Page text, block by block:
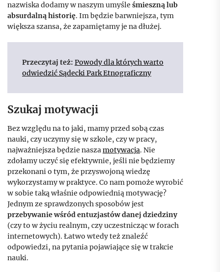
nazwiska dodamy w naszym umyśle śmieszną lub
absurdalną historię. Im będzie barwniejsza, tym
większa szansa, że zapamiętamy je na dłużej.
Przeczytaj też: Powody dla których warto
odwiedzić Sądecki Park Etnograficzny
Szukaj motywacji
Bez względu na to jaki, mamy przed sobą czas
nauki, czy uczymy się w szkole, czy w pracy,
najważniejsza będzie naszamotywacja. Nie
zdołamy uczyć się efektywnie, jeśli nie będziemy
przekonani o tym, że przyswojoną wiedzę
wykorzystamy w praktyce. Co nam pomoże wyrobić
w sobie taką właśnie odpowiednią motywację?
Jednym ze sprawdzonych sposobów jest
przebywanie wśród entuzjastów danej dziedziny
(czy to w życiu realnym, czy uczestnicząc w forach
internetowych). Łatwo wtedy też znaleźć
odpowiedzi, na pytania pojawiające się w trakcie
nauki.